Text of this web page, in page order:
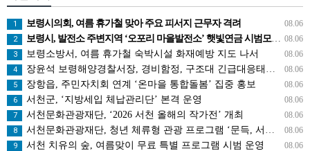
08.06
1 보령시의회, 여름 휴가철 맞아 주요 피서지 근무자 격려
08.06
2 보령시, 발전소 주변지역 ‘오포리 마을발전소’ 햇빛연금 시범모델 선보인다!
08.06
3 보령소방서, 여름 휴가철 숙박시설 화재예방 지도 나서
08.06
4 장윤석 보령해양경찰서장, 경비함정, 구조대 긴급대응태세 지휘관 현장점검
08.06
5 장항읍, 주민자치회 연계 ‘온마을 통합돌봄’ 집중 홍보
08.06
6 서천군, ‘지방세입 체납관리단’ 본격 운영
08.06
7 서천문화관광재단, ‘2026 서천 올해의 작가전’ 개최
08.06
8 서천문화관광재단, 청년 체류형 관광 프로그램 ‘문득, 서천’ 운영
08.06
9 서천 치유의 숲, 여름맞이 무료 특별 프로그램 시범 운영